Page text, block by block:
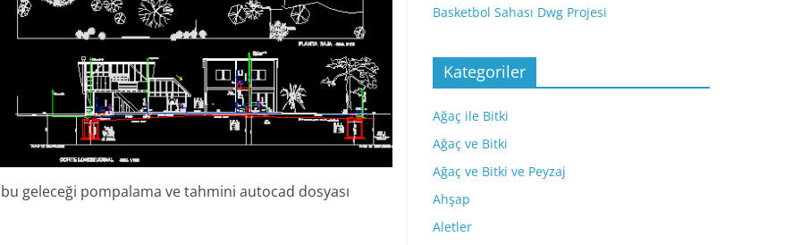
geleceği pompalama ve tahmini autocad dosyası
Basketbol Sahası Dwg Projesi
Kategoriler
Ağaç ile Bitki
Ağaç ve Bitki
Ağaç ve Bitki ve Peyzaj
Ahşap
Aletler